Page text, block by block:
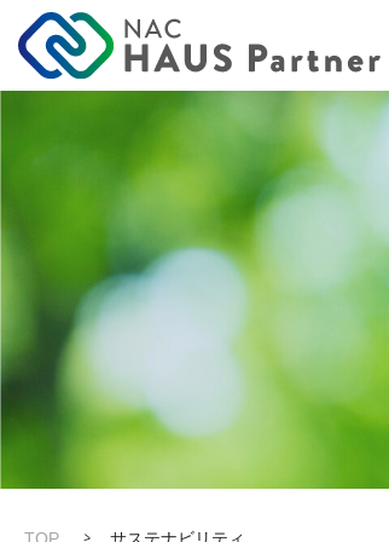
TOP サステナビリティ